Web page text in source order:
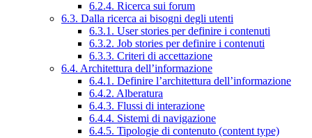
6.2.4. Ricerca sui forum
6.3. Dalla ricerca ai bisogni degli utenti
6.3.1. User stories per definire i contenuti
6.3.2. Job stories per definire i contenuti
6.3.3. Criteri di accettazione
6.4. Architettura dell’informazione
6.4.1. Definire l’architettura dell’informazione
6.4.2. Alberatura
6.4.3. Flussi di interazione
6.4.4. Sistemi di navigazione
6.4.5. Tipologie di contenuto (content type)